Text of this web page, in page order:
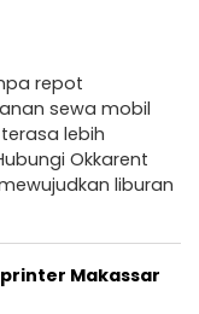
repot
sewa mobil
lebih
Okkarent
liburan
Makassar